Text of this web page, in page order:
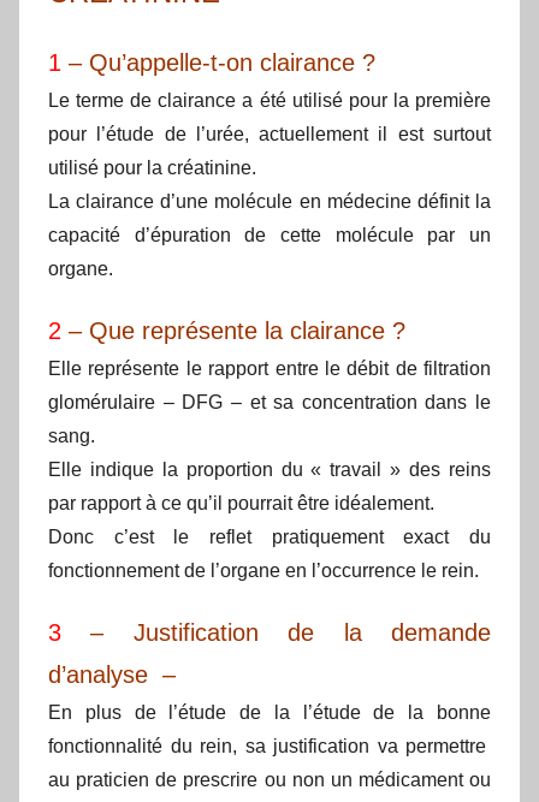
1 – Qu’appelle-t-on clairance ?
Le terme de clairance a été utilisé pour la première
pour l’étude de l’urée, actuellement il est surtout
utilisé pour la créatinine.
La clairance d’une molécule en médecine définit la
capacité d’épuration de cette molécule par un
organe.
2 – Que représente la clairance ?
Elle représente le rapport entre le débit de filtration
glomérulaire – DFG – et sa concentration dans le
sang.
Elle indique la proportion du « travail » des reins
par rapport à ce qu’il pourrait être idéalement.
Donc c’est le reflet pratiquement exact du
fonctionnement de l’organe en l’occurrence le rein.
3 – Justification de la demande
d’analyse –
En plus de l’étude de la l’étude de la bonne
fonctionnalité du rein, sa justification va permettre
au praticien de prescrire ou non un médicament ou